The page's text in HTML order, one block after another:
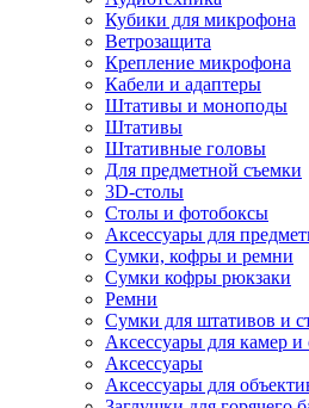
Кубики для микрофона
Ветрозащита
Крепление микрофона
Кабели и адаптеры
Штативы и моноподы
Штативы
Штативные головы
Для предметной съемки
3D-столы
Столы и фотобоксы
Аксессуары для
Сумки, кофры и ремни
Сумки кофры рюкзаки
Ремни
Сумки для штативов и
Аксессуары для камер и
Аксессуары
Аксессуары для